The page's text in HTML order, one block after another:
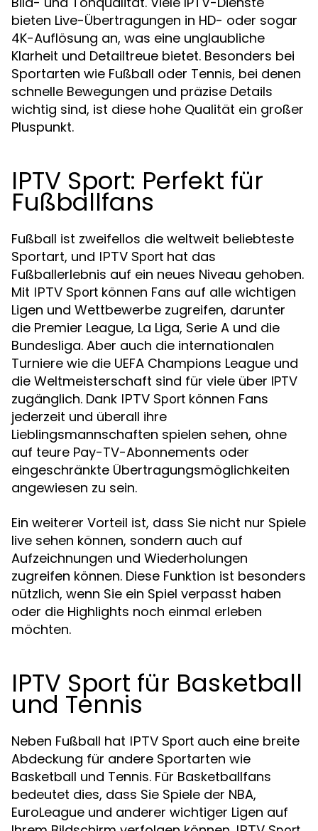
bieten Live-Übertragungen in HD- oder sogar
4K-Auflösung an, was eine unglaubliche
Klarheit und Detailtreue bietet. Besonders bei
Sportarten wie Fußball oder Tennis, bei denen
schnelle Bewegungen und präzise Details
wichtig sind, ist diese hohe Qualität ein großer
Pluspunkt.
IPTV Sport: Perfekt für
Fußballfans
Fußball ist zweifellos die weltweit beliebteste
Sportart, und IPTV Sport hat das
Fußballerlebnis auf ein neues Niveau gehoben.
Mit IPTV Sport können Fans auf alle wichtigen
Ligen und Wettbewerbe zugreifen, darunter
die Premier League, La Liga, Serie A und die
Bundesliga. Aber auch die internationalen
Turniere wie die UEFA Champions League und
die Weltmeisterschaft sind für viele über IPTV
zugänglich. Dank IPTV Sport können Fans
jederzeit und überall ihre
Lieblingsmannschaften spielen sehen, ohne
auf teure Pay-TV-Abonnements oder
eingeschränkte Übertragungsmöglichkeiten
angewiesen zu sein.
Ein weiterer Vorteil ist, dass Sie nicht nur Spiele
live sehen können, sondern auch auf
Aufzeichnungen und Wiederholungen
zugreifen können. Diese Funktion ist besonders
nützlich, wenn Sie ein Spiel verpasst haben
oder die Highlights noch einmal erleben
möchten.
IPTV Sport für Basketball
und Tennis
Neben Fußball hat IPTV Sport auch eine breite
Abdeckung für andere Sportarten wie
Basketball und Tennis. Für Basketballfans
bedeutet dies, dass Sie Spiele der NBA,
EuroLeague und anderer wichtiger Ligen auf